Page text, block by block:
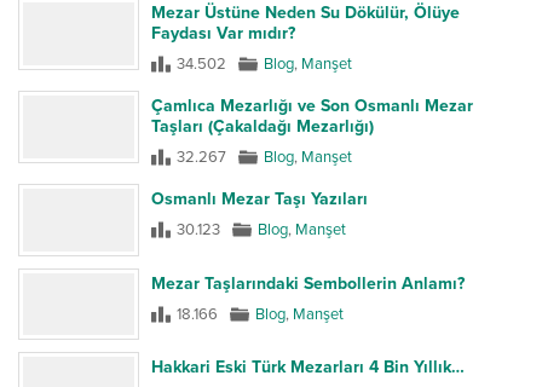
Mezar Üstüne Neden Su Dökülür, Ölüye
Faydası Var mıdır?
34.502 Blog, Manşet
Çamlıca Mezarlığı ve Son Osmanlı Mezar
Taşları (Çakaldağı Mezarlığı)
32.267 Blog, Manşet
Osmanlı Mezar Taşı Yazıları
30.123 Blog, Manşet
Mezar Taşlarındaki Sembollerin Anlamı?
18.166 Blog, Manşet
Hakkari Eski Türk Mezarları 4 Bin Yıllık…